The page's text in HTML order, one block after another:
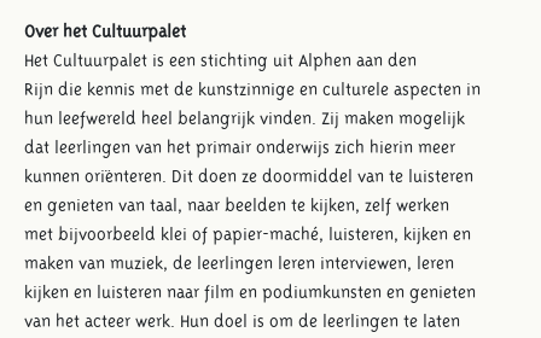
Over het Cultuurpalet
Het Cultuurpalet is een stichting uit Alphen aan den
Rijn die kennis met de kunstzinnige en culturele aspecten in
hun leefwereld heel belangrijk vinden. Zij maken mogelijk
dat leerlingen van het primair onderwijs zich hierin meer
kunnen oriënteren. Dit doen ze doormiddel van te luisteren
en genieten van taal, naar beelden te kijken, zelf werken
met bijvoorbeeld klei of papier-maché, luisteren, kijken en
maken van muziek, de leerlingen leren interviewen, leren
kijken en luisteren naar film en podiumkunsten en genieten
van het acteer werk. Hun doel is om de leerlingen te laten